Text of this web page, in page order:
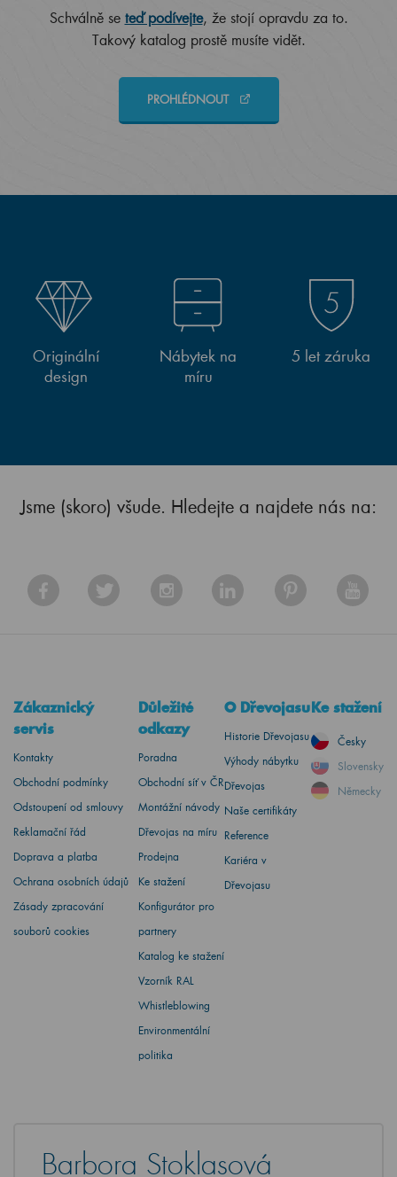
Takový katalog prostě musíte vidět.
PROHLÉDNOUT
Originální
design
Nábytek na
míru
5 let záruka
servis
Kontakty
Obchodní podmínky
Odstoupení od smlouvy
Reklamační řád
Doprava a platba
Ochrana osobních údajů
Zásady zpracování
souborů cookies
odkazy
Poradna
Obchodní síť v ČR
Montážní návody
Dřevojas na míru
Prodejna
Ke stažení
Konfigurátor pro
partnery
Katalog ke stažení
Vzorník RAL
Whistleblowing
Environmentální
politika
Historie Dřevojasu
Výhody nábytku
Dřevojas
Naše certifikáty
Reference
Kariéra v
Dřevojasu
Česky
Slovensky
Německy
Barbora Stoklasová
Máte dotaz? Ptejte se